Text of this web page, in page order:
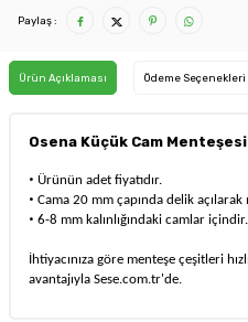
Paylaş :
Ürün Açıklaması Ödeme Seçenekleri
Osena Küçük Cam Menteşesi
· Ürünün adet fiyatıdır.
· Cama 20 mm çapında delik açılarak
· 6-8 mm kalınlığındaki camlar içindir.
İhtiyacınıza göre menteşe çeşitleri
avantajıyla Sese.com.tr'de.